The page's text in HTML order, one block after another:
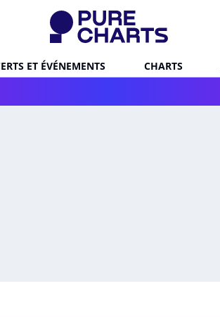
ET ÉVÉNEMENTS CHARTS